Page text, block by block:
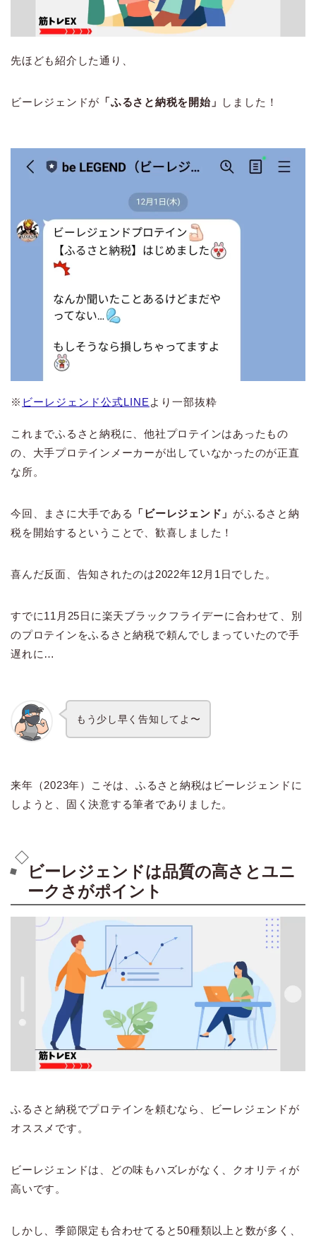
先ほども紹介した通り、
ビーレジェンドが 「ふるさと納税を開始」 しました！
※ ビーレジェンド公式LINE より一部抜粋
これまでふるさと納税に、他社プロテインはあったもの
の、大手プロテインメーカーが出していなかったのが正直
な所。
今回、まさに大手である 「ビーレジェンド」 がふるさと納
税を開始するということで、歓喜しました！
喜んだ反面、告知されたのは2022年12月1日でした。
すでに11月25日に楽天ブラックフライデーに合わせて、別
のプロテインをふるさと納税で頼んでしまっていたので手
遅れに…
もう少し早く告知してよ〜
来年（2023年）こそは、ふるさと納税はビーレジェンドに
しようと、固く決意する筆者でありました。
ビーレジェンドは品質の高さとユニ
ークさがポイント
ふるさと納税でプロテインを頼むなら、ビーレジェンドが
オススメです。
ビーレジェンドは、どの味もハズレがなく、クオリティが
高いです。
しかし、季節限定も合わせてると50種類以上と数が多く、